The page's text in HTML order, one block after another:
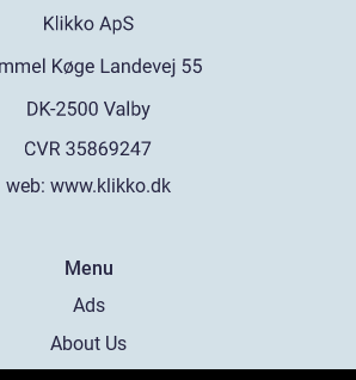
web: www.klikko.dk
Menu
Ads
About Us